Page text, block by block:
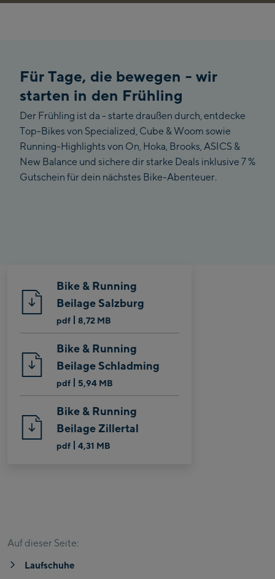
Für Tage, die bewegen - wir
starten in den Frühling
Der Frühling ist da - starte draußen durch, entdecke
Top-Bikes von Specialized, Cube & Woom sowie
Running-Highlights von On, Hoka, Brooks, ASICS &
New Balance und sichere dir starke Deals inklusive 7 %
Gutschein für dein nächstes Bike-Abenteuer.
Bike & Running
Beilage Salzburg
pdf 8,72 MB
Bike & Running
Beilage Schladming
pdf 5,94 MB
Bike & Running
Beilage Zillertal
pdf 4,31 MB
Auf dieser Seite:
Laufschuhe